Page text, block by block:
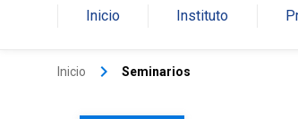
Inicio Instituto
Inicio keyboard_arrow_right Seminarios